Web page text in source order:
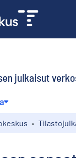
julkaisut